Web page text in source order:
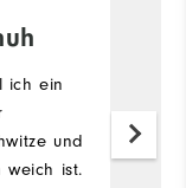
ich ein
und
weich ist.